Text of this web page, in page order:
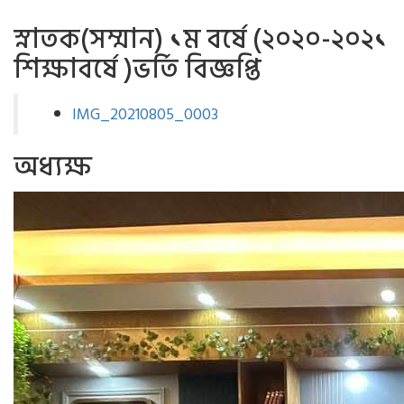
স্নাতক(সম্মান) ১ম বর্ষে (২০২০-২০২১
শিক্ষাবর্ষে )ভর্তি বিজ্ঞপ্তি
IMG_20210805_0003
অধ্যক্ষ